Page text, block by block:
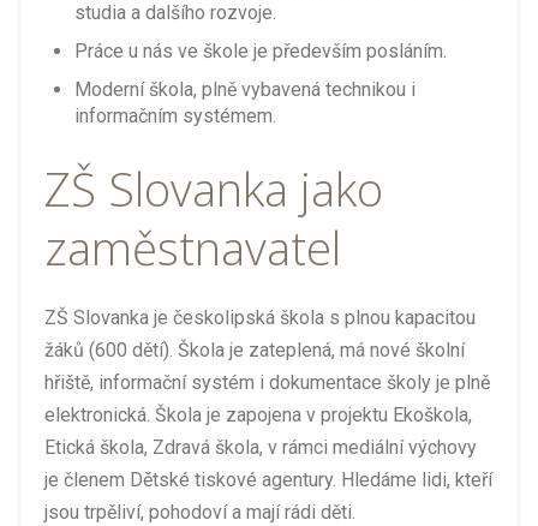
studia a dalšího rozvoje.
Práce u nás ve škole je především posláním.
Moderní škola, plně vybavená technikou i
informačním systémem.
ZŠ Slovanka jako
zaměstnavatel
ZŠ Slovanka je českolipská škola s plnou kapacitou
žáků (600 dětí). Škola je zateplená, má nové školní
hřiště, informační systém i dokumentace školy je plně
elektronická. Škola je zapojena v projektu Ekoškola,
Etická škola, Zdravá škola, v rámci mediální výchovy
je členem Dětské tiskové agentury. Hledáme lidi, kteří
jsou trpěliví, pohodoví a mají rádi děti.